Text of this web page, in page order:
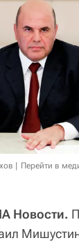
Перейти в
Новости.